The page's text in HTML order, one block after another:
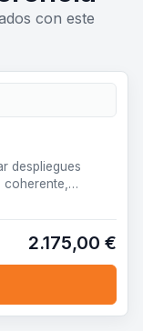
con este
despliegues
coherente,
2.175,00 €